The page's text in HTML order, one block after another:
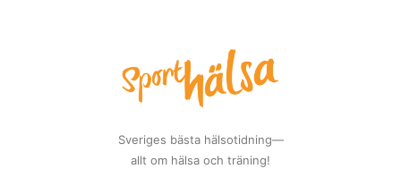
Sveriges bästa hälsotidning—
allt om hälsa och träning!